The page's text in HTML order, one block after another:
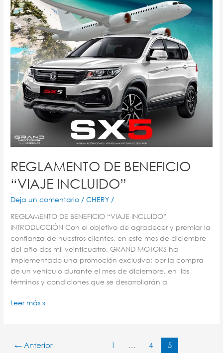
REGLAMENTO DE BENEFICIO
“VIAJE INCLUIDO”
Deja un comentario /CHERY /
REGLAMENTO DE BENEFICIO “VIAJE INCLUIDO”
INTRODUCCIÓN Con el objetivo de agradecer y premiar la
confianza de nuestros clientes, en este mes de diciembre
del año dos mil veinticuatro, GRAND MOTORS ha
implementado una promoción exclusiva: por la compra
de un vehículo durante el mes de diciembre, en los
términos y condiciones que se desarrollarán a
Leer más »
← Anterior 1 … 4 5